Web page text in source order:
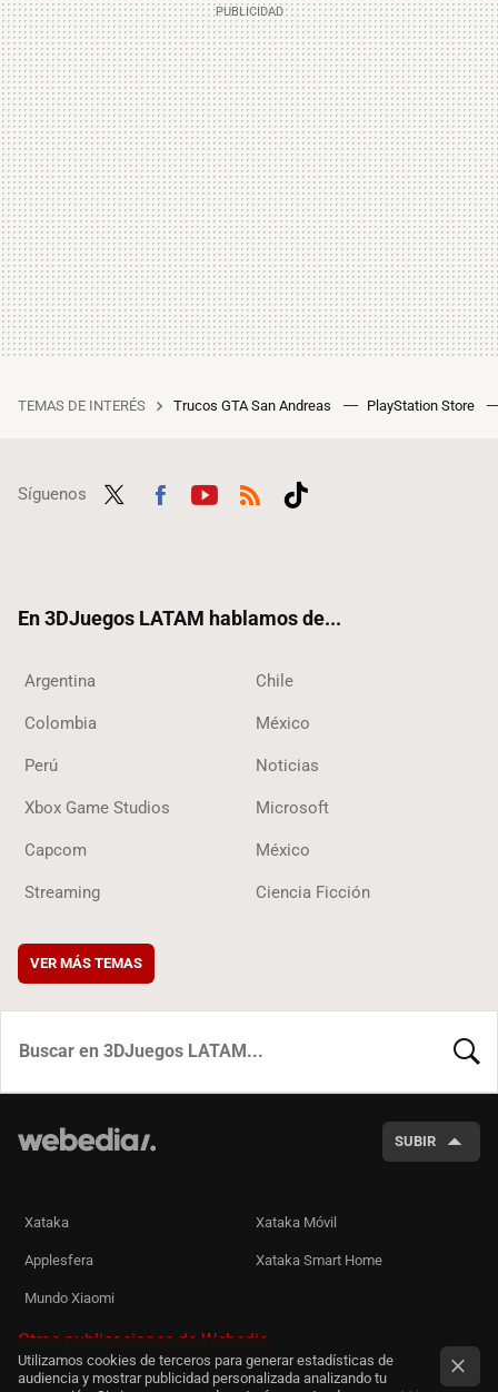
TEMAS DE INTERÉS Trucos GTA San Andreas PlayStation Store
Síguenos
En 3DJuegos LATAM hablamos de...
Argentina Chile
Colombia México
Perú Noticias
Xbox Game Studios Microsoft
Capcom México
Streaming Ciencia Ficción
VER MÁS TEMAS
SUBIR
Xataka Xataka Móvil
Applesfera Xataka Smart Home
Mundo Xiaomi
Otras publicaciones de Webedia
Utilizamos cookies de terceros para generar estadísticas de
audiencia y mostrar publicidad personalizada analizando tu